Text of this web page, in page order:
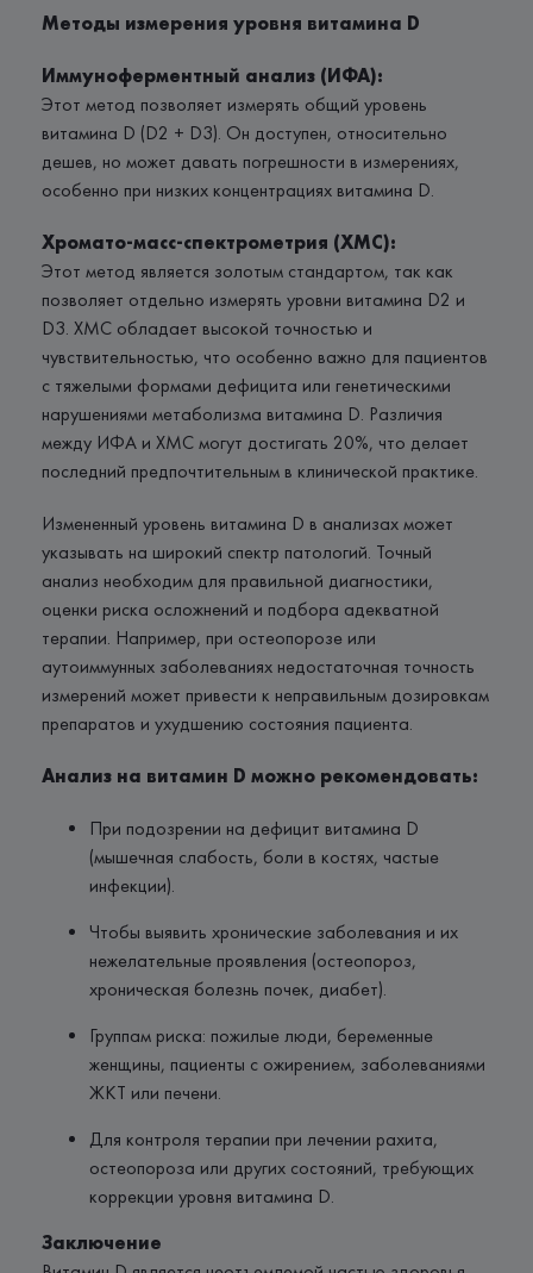
Методы измерения уровня витамина D
Иммуноферментный анализ (ИФА):
Этот метод позволяет измерять общий уровень
витамина D (D2 + D3). Он доступен, относительно
дешев, но может давать погрешности в измерениях,
особенно при низких концентрациях витамина D.
Хромато-масс-спектрометрия (ХМС):
Этот метод является золотым стандартом, так как
позволяет отдельно измерять уровни витамина D2 и
D3. ХМС обладает высокой точностью и
чувствительностью, что особенно важно для пациентов
с тяжелыми формами дефицита или генетическими
нарушениями метаболизма витамина D. Различия
между ИФА и ХМС могут достигать 20%, что делает
последний предпочтительным в клинической практике.
Измененный уровень витамина D в анализах может
указывать на широкий спектр патологий. Точный
анализ необходим для правильной диагностики,
оценки риска осложнений и подбора адекватной
терапии. Например, при остеопорозе или
аутоиммунных заболеваниях недостаточная точность
измерений может привести к неправильным дозировкам
препаратов и ухудшению состояния пациента.
Анализ на витамин D можно рекомендовать:
При подозрении на дефицит витамина D
(мышечная слабость, боли в костях, частые
инфекции).
Чтобы выявить хронические заболевания и их
нежелательные проявления (остеопороз,
хроническая болезнь почек, диабет).
Группам риска: пожилые люди, беременные
женщины, пациенты с ожирением, заболеваниями
ЖКТ или печени.
Для контроля терапии при лечении рахита,
остеопороза или других состояний, требующих
коррекции уровня витамина D.
Заключение